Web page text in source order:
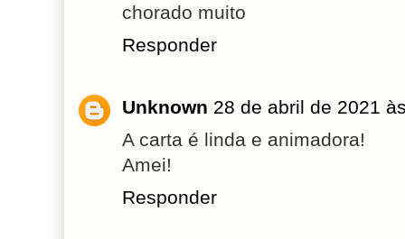
chorado muito
Responder
Unknown 28 de abril de 2021
A carta é linda e animadora!
Amei!
Responder